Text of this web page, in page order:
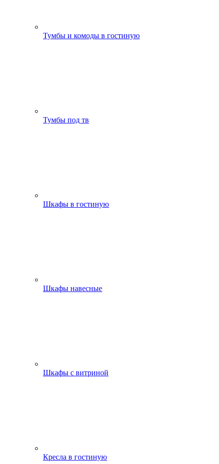
Тумбы и комоды в гостиную
Тумбы под тв
Шкафы в гостиную
Шкафы навесные
Шкафы с витриной
Кресла в гостиную